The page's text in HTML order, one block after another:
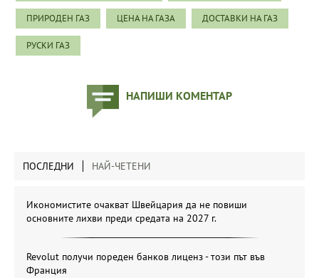
ПРИРОДЕН ГАЗ ЦЕНА НА ГАЗА ДОСТАВКИ НА ГАЗ
РУСКИ ГАЗ
НАПИШИ КОМЕНТАР
ПОСЛЕДНИ НАЙ-ЧЕТЕНИ
Икономистите очакват Швейцария да не повиши
основните лихви преди средата на 2027 г.
Revolut получи пореден банков лиценз - този път във
Франция